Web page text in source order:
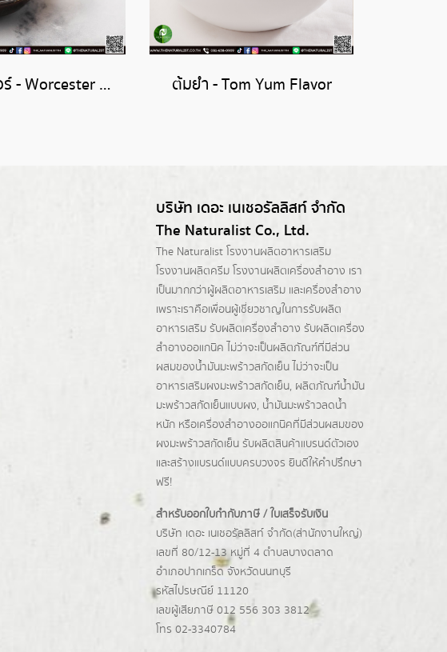
ซอสวูสเตอร์ - Worcester Flavor ต้มยำ - Tom Yum Flavor
บริษัท เดอะ เนเชอรัลลิสท์ จำกัด
The Naturalist Co., Ltd.
The Naturalist โรงงานผลิตอาหารเสริม
โรงงานผลิตครีมโรงงานผลิตเครื่องสำอาง เรา
เป็นมากกว่าผู้ผลิตอาหารเสริมและเครื่องสำอาง
เพราะเราคือเพื่อนผู้เชี่ยวชาญในการรับผลิต
อาหารเสริม รับผลิตเครื่องสำอาง รับผลิตเครื่อง
สำอางออแกนิค ไม่ว่าจะเป็นผลิตภัณฑ์ที่มีส่วน
ผสมของน้ำมันมะพร้าวสกัดเย็น ไม่ว่าจะเป็น
อาหารเสริมผงมะพร้าวสกัดเย็น, ผลิตภัณฑ์น้ำมัน
มะพร้าวสกัดเย็นแบบผง, น้ำมันมะพร้าวลดน้ำ
หนักหรือเครื่องสำอางออแกนิคที่มีส่วนผสมของ
ผงมะพร้าวสกัดเย็น รับผลิตสินค้าแบรนด์ตัวเอง
และสร้างแบรนด์แบบครบวงจร ยินดีให้คำปรึกษา
ฟรี!
สำหรับออกใบกำกับภาษี / ใบเสร็จรับเงิน
บริษัท เดอะ เนเชอรัลลิสท์ จำกัด(ส่านักงานใหญ่)
เลขที่ 80/12-13 หมู่ที่ 4 ตำบลบางตลาด
อำเภอปากเกร็ดจังหวัดนนทบุรี
รหัสไปรษณีย์ 11120
เลขผู้เสียภาษี 012 556 303 3812
โทร 02-3340784